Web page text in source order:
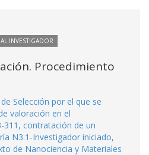
INVESTIGADOR
Procedimiento
Selección por el que se
valoración en el
contratación de un
N3.1-Investigador iniciado,
de Nanociencia y Materiales